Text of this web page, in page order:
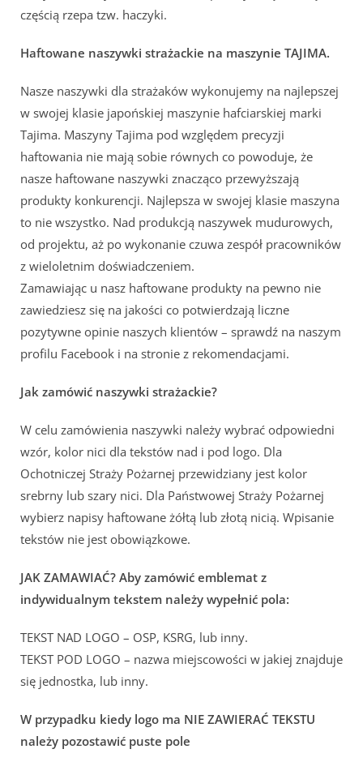
częścią rzepa tzw. haczyki.
Haftowane naszywki strażackie na maszynie TAJIMA.
Nasze naszywki dla strażaków wykonujemy na najlepszej
w swojej klasie japońskiej maszynie hafciarskiej marki
Tajima. Maszyny Tajima pod względem precyzji
haftowania nie mają sobie równych co powoduje, że
nasze haftowane naszywki znacząco przewyższają
produkty konkurencji. Najlepsza w swojej klasie maszyna
to nie wszystko. Nad produkcją naszywek mudurowych,
od projektu, aż po wykonanie czuwa zespół pracowników
z wieloletnim doświadczeniem.
Zamawiając u nasz haftowane produkty na pewno nie
zawiedziesz się na jakości co potwierdzają liczne
pozytywne opinie naszych klientów – sprawdź na naszym
profilu Facebook i na stronie z rekomendacjami.
Jak zamówić naszywki strażackie?
W celu zamówienia naszywki należy wybrać odpowiedni
wzór, kolor nici dla tekstów nad i pod logo. Dla
Ochotniczej Straży Pożarnej przewidziany jest kolor
srebrny lub szary nici. Dla Państwowej Straży Pożarnej
wybierz napisy haftowane żółtą lub złotą nicią. Wpisanie
tekstów nie jest obowiązkowe.
JAK ZAMAWIAĆ? Aby zamówić emblemat z
indywidualnym tekstem należy wypełnić pola:
TEKST NAD LOGO – OSP, KSRG, lub inny.
TEKST POD LOGO – nazwa miejscowości w jakiej znajduje
się jednostka, lub inny.
W przypadku kiedy logo ma NIE ZAWIERAĆ TEKSTU
należy pozostawić puste pole